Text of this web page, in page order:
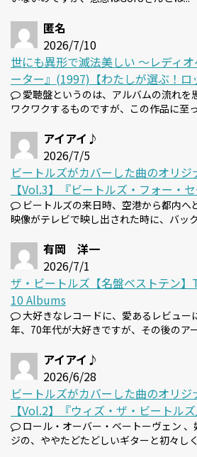
匿名
2026/7/10
世にも異形で滅法美しい 〜レディ
ーター』(1997)【わたしが選ぶ！
愛聴盤というのは、アルバムの流れを
ワクワクするものですが、この作品に至
アイアイ♪
2026/7/5
ビートルズがカバーした曲のオリジ
【Vol.3】『ビートルズ・フォー・セ
ビートルズの来日時、空港から都内へ
映像がテレビで映し出された時に、バッ
有岡 洋一
2026/7/1
ザ・ビートルズ【名盤ベストテン】
10 Albums
大好きなレコードに、愛あるレビュー
年、70年代が大好きですが、その後のア
アイアイ♪
2026/6/28
ビートルズがカバーした曲のオリジ
【Vol.2】『ウィズ・ザ・ビートルズ
ロール・オーバー・ベートーヴェン
ジの、ややたどたどしいギターと初々し